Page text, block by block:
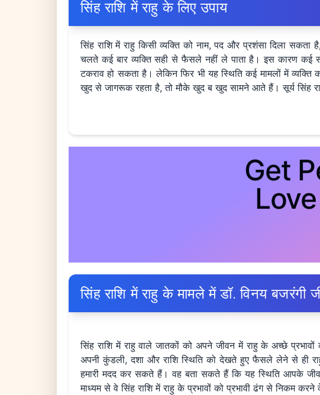
सिंह राशि में राहु के लिए उपाय
सिंह राशि में राहु किसी व्यक्ति को नाम, पद और प्रशंसा दिला
चलते कई बार व्यक्ति सही से फैसले नहीं ले पाता है। इस कारण कई
टकराव हो सकता है। लेकिन फिर भी यह स्थिति कई मामलों में
खुद से जागरूक रहता है, तो मौके खुद ब खुद सामने आते हैं। सूर्य सिंह
Get
सिंह राशि में राहु के मामले में डॉ. विनय
सिंह राशि में राहु वाले जातकों को अपने जीवन में राहु के अच्छे
अपनी कुंडली, दशा और राशि स्थिति को देखते हुए फैसले लेने से ही
हमारी मदद कर सकते हैं। वह बता सकते हैं कि यह स्थिति आपके
माध्यम से वे सिंह राशि में राहु के प्रभावों को प्रभावी ढंग से निकम